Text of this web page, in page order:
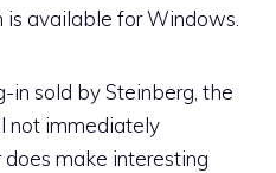
is available for Windows.
in sold by Steinberg, the
not immediately
make interesting